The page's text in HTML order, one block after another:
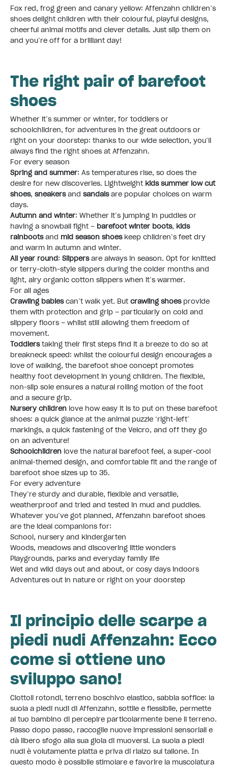
Fox red, frog green and canary yellow: Affenzahn children’s
shoes delight children with their colourful, playful designs,
cheerful animal motifs and clever details. Just slip them on
and you’re off for a brilliant day!
The right pair of barefoot
shoes
Whether it’s summer or winter, for toddlers or
schoolchildren, for adventures in the great outdoors or
right on your doorstep: thanks to our wide selection, you’ll
always find the right shoes at Affenzahn.
For every season
Spring and summer: As temperatures rise, so does the
desire for new discoveries. Lightweight kids summer low cut
shoes, sneakersand sandalsare popular choices on warm
days.
Autumn and winter: Whether it’s jumping in puddles or
having a snowball fight – barefoot winter boots, kids
rainbootsand mid season shoeskeep children’s feet dry
and warm in autumn and winter.
All year round: Slippersare always in season. Opt for knitted
or terry-cloth-style slippers during the colder months and
light, airy organic cotton slippers when it’s warmer.
For all ages
Crawling babiescan’t walk yet. But crawling shoesprovide
them with protection and grip – particularly on cold and
slippery floors – whilst still allowing them freedom of
movement.
Toddlerstaking their first steps find it a breeze to do so at
breakneck speed: whilst the colourful design encourages a
love of walking, the barefoot shoe concept promotes
healthy foot development in young children. The flexible,
non-slip sole ensures a natural rolling motion of the foot
and a secure grip.
Nursery children love how easy it is to put on these barefoot
shoes: a quick glance at the animal puzzle ‘right-left’
markings, a quick fastening of the Velcro, and off they go
on an adventure!
Schoolchildren love the natural barefoot feel, a super-cool
animal-themed design, and comfortable fit and the range of
barefoot shoe sizes up to 35.
For every adventure
They’re sturdy and durable, flexible and versatile,
weatherproof and tried and tested in mud and puddles.
Whatever you’ve got planned, Affenzahn barefoot shoes
are the ideal companions for:
School, nursery and kindergarten
Woods, meadows and discovering little wonders
Playgrounds, parks and everyday family life
Wet and wild days out and about, or cosy days indoors
Adventures out in nature or right on your doorstep
Il principio delle scarpe a
piedi nudi Affenzahn: Ecco
come si ottiene uno
sviluppo sano!
Ciottoli rotondi, terreno boschivo elastico, sabbia soffice: la
suola a piedi nudi di Affenzahn, sottile e flessibile, permette
al tuo bambino di percepire particolarmente bene il terreno.
Passo dopo passo, raccoglie nuove impressioni sensoriali e
dà libero sfogo alla sua gioia di muoversi. La suola a piedi
nudi è volutamente piatta e priva di rialzo sul tallone. In
questo modo è possibile stimolare e favorire la muscolatura